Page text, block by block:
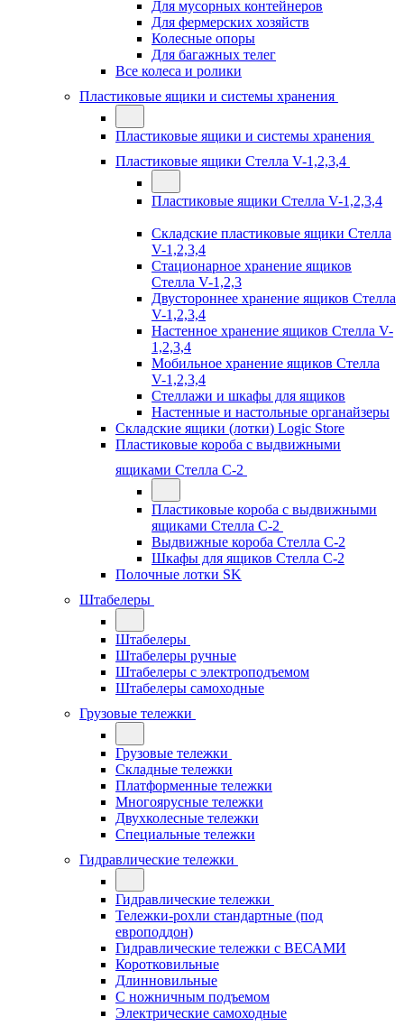
Для мусорных контейнеров
Для фермерских хозяйств
Колесные опоры
Для багажных телег
Все колеса и ролики
Пластиковые ящики и системы хранения
Пластиковые ящики и системы хранения
Пластиковые ящики Стелла V-1,2,3,4
Пластиковые ящики Стелла V-1,2,3,4
Складские пластиковые ящики Стелла
V-1,2,3,4
Стационарное хранение ящиков
Стелла V-1,2,3
Двустороннее хранение ящиков Стелла
V-1,2,3,4
Настенное хранение ящиков Стелла V-
1,2,3,4
Мобильное хранение ящиков Стелла
V-1,2,3,4
Стеллажи и шкафы для ящиков
Настенные и настольные органайзеры
Складские ящики (лотки) Logiс Store
Пластиковые короба с выдвижными
ящиками Стелла С-2
Пластиковые короба с выдвижными
ящиками Стелла С-2
Выдвижные короба Стелла С-2
Шкафы для ящиков Стелла С-2
Полочные лотки SK
Штабелеры
Штабелеры
Штабелеры ручные
Штабелеры с электроподъемом
Штабелеры самоходные
Грузовые тележки
Грузовые тележки
Складные тележки
Платформенные тележки
Многоярусные тележки
Двухколесные тележки
Специальные тележки
Гидравлические тележки
Гидравлические тележки
Тележки-рохли стандартные (под
европоддон)
Гидравлические тележки с ВЕСАМИ
Коротковильные
Длинновильные
С ножничным подъемом
Электрические самоходные